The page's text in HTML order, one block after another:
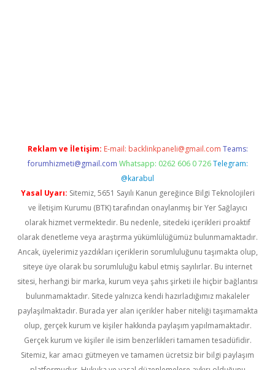
Reklam ve İletişim: E-mail: backlinkpaneli@gmail.com Teams:
forumhizmeti@gmail.com Whatsapp: 0262 606 0 726 Telegram:
@karabul
Yasal Uyarı: Sitemiz, 5651 Sayılı Kanun gereğince Bilgi Teknolojileri
ve İletişim Kurumu (BTK) tarafından onaylanmış bir Yer Sağlayıcı
olarak hizmet vermektedir. Bu nedenle, sitedeki içerikleri proaktif
olarak denetleme veya araştırma yükümlülüğümüz bulunmamaktadır.
Ancak, üyelerimiz yazdıkları içeriklerin sorumluluğunu taşımakta olup,
siteye üye olarak bu sorumluluğu kabul etmiş sayılırlar. Bu internet
sitesi, herhangi bir marka, kurum veya şahıs şirketi ile hiçbir bağlantısı
bulunmamaktadır. Sitede yalnızca kendi hazırladığımız makaleler
paylaşılmaktadır. Burada yer alan içerikler haber niteliği taşımamakta
olup, gerçek kurum ve kişiler hakkında paylaşım yapılmamaktadır.
Gerçek kurum ve kişiler ile isim benzerlikleri tamamen tesadüfidir.
Sitemiz, kar amacı gütmeyen ve tamamen ücretsiz bir bilgi paylaşım